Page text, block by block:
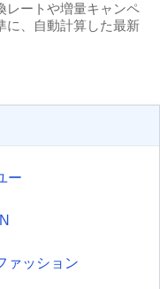
レートや増量キャンペ
に、自動計算した最新
ー
ァッション